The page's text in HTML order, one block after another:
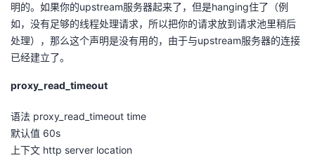
明的。如果你的upstream服务器起来了，但是hanging住了（例
如，没有足够的线程处理请求，所以把你的请求放到请求池里稍后
处理），那么这个声明是没有用的，由于与upstream服务器的连接
已经建立了。
proxy_read_timeout
语法 proxy_read_timeout time
默认值 60s
上下文 http server location